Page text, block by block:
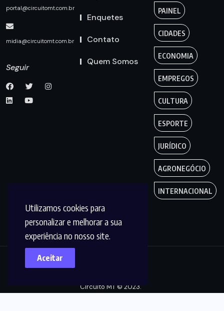
Utilizamos cookies para
personalizar e melhorar a sua
experiência no nosso site.
Aceitar
portal@circuitomt.com.br
midia@circuitomt.com.br
Seguir
Enquetes
Contato
Quem Somos
PAINEL
CIDADES
ECONOMIA
EMPREGOS
CULTURA
ESPORTE
JURÍDICO
AGRONEGÓCIO
INTERNACIONAL
Circuito MT © 2023.